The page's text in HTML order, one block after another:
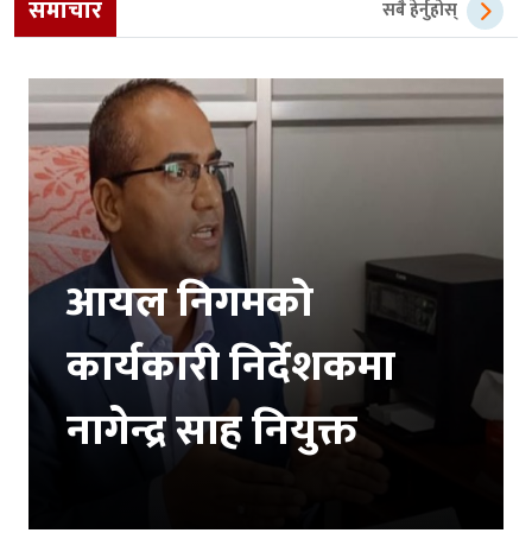
समाचार सबै हेर्नुहोस्
आयल निगमको
कार्यकारी निर्देशकमा
नागेन्द्र साह नियुक्त